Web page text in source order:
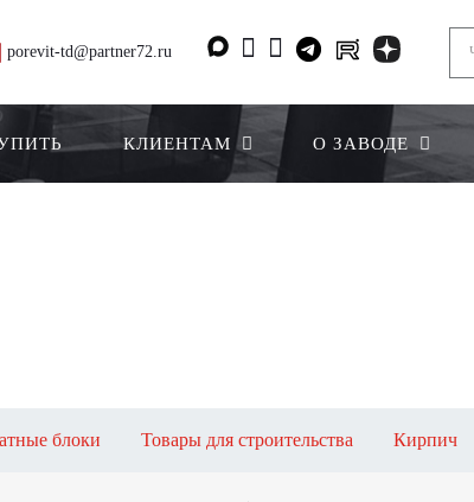
porevit-td@partner72.ru
КЛИЕНТАМ О ЗАВОДЕ
блоки Товары для строительства Кирпич